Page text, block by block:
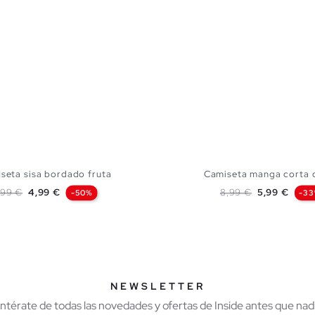
sisa bordado fruta
base
€ Precio
4,99 € -50%
Camiseta manga corta
Precio base
8,99 € Precio
5,99 € -
NEWSLETTER
de todas las novedades y ofertas de Inside antes que